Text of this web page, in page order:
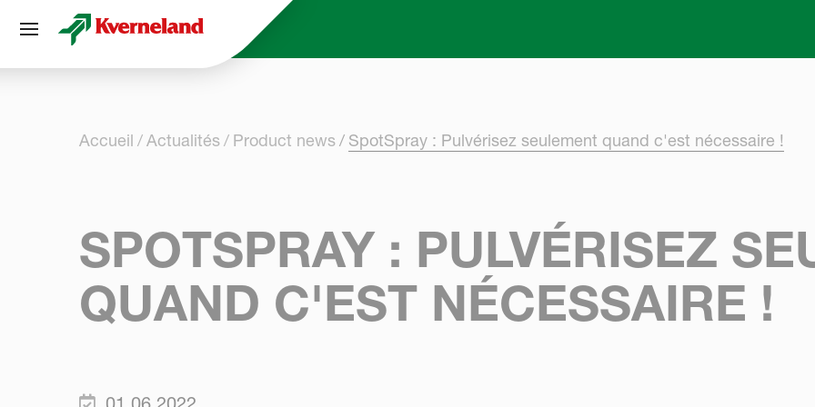
Accueil Actualités Product news SpotSpray : Pulvérisez seulement quand c'est nécessaire !
SPOTSPRAY : PULVÉRISEZ
QUAND C'EST NÉCESSAIRE !
Panneau de gestion des cookies